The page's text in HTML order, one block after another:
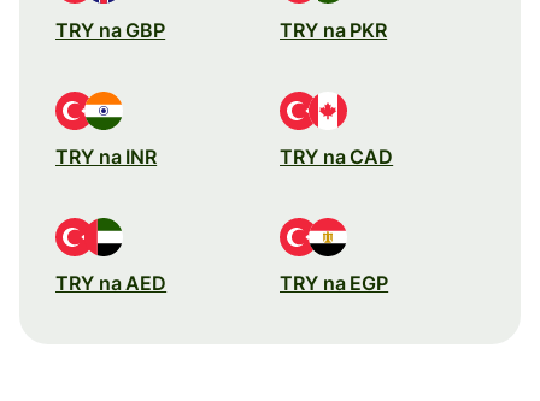
TRY na GBP TRY na PKR
TRY na INR TRY na CAD
TRY na AED TRY na EGP